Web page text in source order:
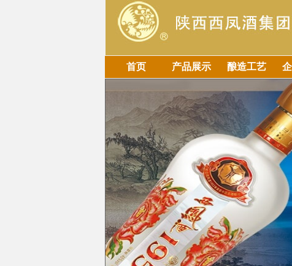
首页 产品展示 酿造工艺